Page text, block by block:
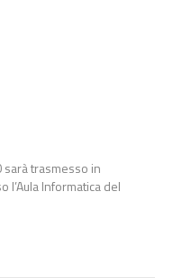
trasmesso in
Informatica del